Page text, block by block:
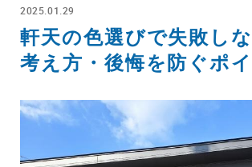
2025.01.29
軒天の色選びで失敗し
考え方・後悔を防ぐポ